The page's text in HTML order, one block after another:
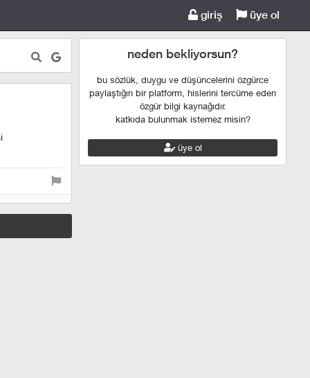
giriş üye ol
neden bekliyorsun?
bu sözlük, duygu ve düşüncelerini özgürce
paylaştığın bir platform, hislerini tercüme eden
özgür bilgi kaynağıdır.
katkıda bulunmak istemez misin?
üye ol